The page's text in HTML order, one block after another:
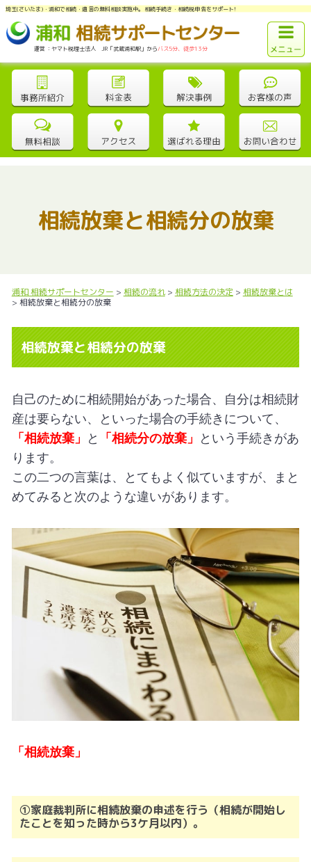
埼玉(さいたま)・浦和で相続・遺言の無料相談実施中。相続手続き・相続税申告をサポート!
運営：ヤマト税理士法人 JR「武蔵浦和駅」からバス5分、徒歩13分
相続放棄と相続分の放棄
浦和 相続サポートセンター > 相続の流れ> 相続方法の決定> 相続放棄とは
> 相続放棄と相続分の放棄
相続放棄と相続分の放棄
自己のために相続開始があった場合、自分は相続財
産は要らない、といった場合の手続き について、
「相続放棄」
と 「相続分の放棄」
という手続きがあ
ります。
この二つの言葉は、とてもよく似ていますが、まと
めてみると次のような違いがあります。
「相続放棄」
①家庭裁判所に相続放棄の申述を行う（相続が開始し
たことを知った時から3ケ月以内）。